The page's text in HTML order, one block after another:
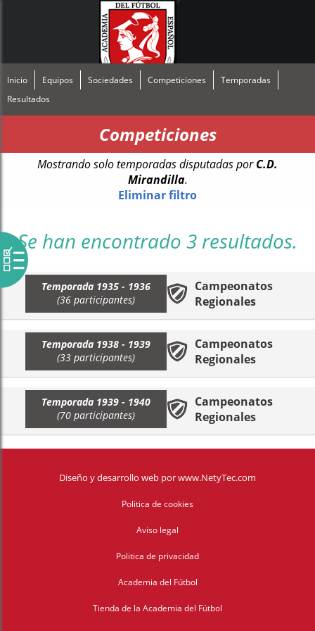
Inicio Equipos Sociedades Competiciones
Temporadas
Resultados
Competiciones
Mostrando solo temporadas disputadas porC.D.
Mirandilla.
Eliminar filtro
Se han encontrado 3 resultados.
Campeonatos
Regionales
Temporada 1935 - 1936
(36 participantes)
Campeonatos
Regionales
Temporada 1938 - 1939
(33 participantes)
Campeonatos
Regionales
Temporada 1939 - 1940
(70 participantes)
Diseño y desarrollo web porwww.NetyTec.com
Politica de cookies
Aviso legal
Politica de privacidad
Academia del Fútbol
Tienda de la Academia del Fútbol